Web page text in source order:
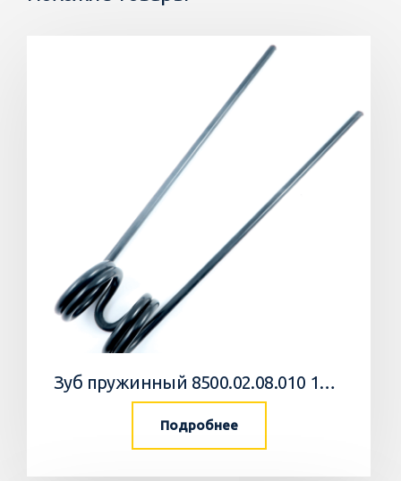
Зуб пружинный 8500.02.08.010 10 Агромастер
Подробнее